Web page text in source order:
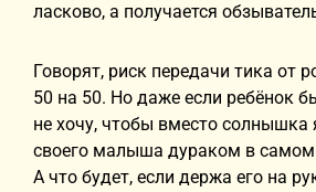
ласково, а получается
Говорят, риск передачи тика от
50 на 50. Но даже если ребёнок
не хочу, чтобы вместо солнышка
своего малыша дураком в самом
А что будет, если держа его на